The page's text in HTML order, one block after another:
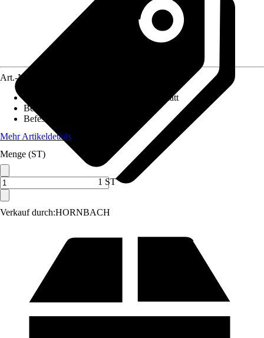
Verkauf durch:HORNBACH
Art.-Nr.
Matt
Beiliegende Befestigung
Befestigungsmöglichkeit
Mehr Artikeldetails
Menge (ST)
1 ST